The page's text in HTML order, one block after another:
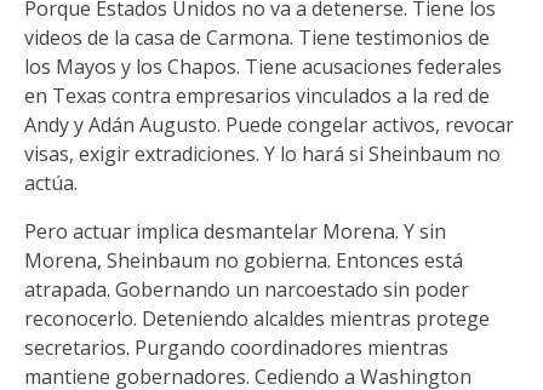
Porque Estados Unidos no va a detenerse. Tiene los
videos de la casa de Carmona. Tiene testimonios de
los Mayos y los Chapos. Tiene acusaciones federales
en Texas contra empresarios vinculados a la red de
Andy y Adán Augusto. Puede congelar activos, revocar
visas, exigir extradiciones. Y lo hará si Sheinbaum no
actúa.
Pero actuar implica desmantelar Morena. Y sin
Morena, Sheinbaum no gobierna. Entonces está
atrapada. Gobernando un narcoestado sin poder
reconocerlo. Deteniendo alcaldes mientras protege
secretarios. Purgando coordinadores mientras
mantiene gobernadores. Cediendo a Washington